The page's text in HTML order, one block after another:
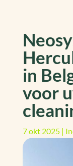
in
voor
7 okt 2025|